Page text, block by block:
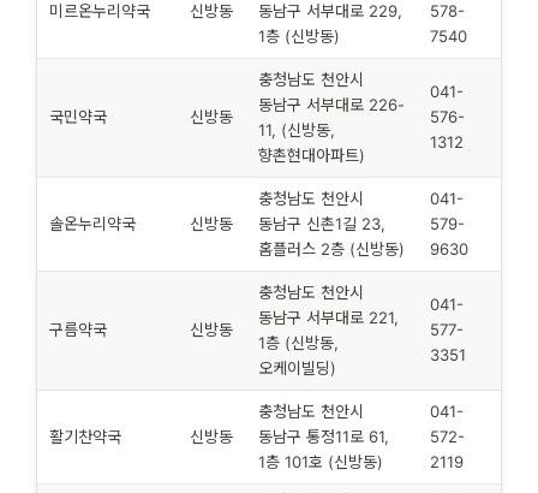
미르온누리약국 신방동
동남구 서부대로 229,
1층 (신방동)
578-
7540
국민약국 신방동
충청남도 천안시
동남구 서부대로 226-
11, (신방동,
향촌현대아파트)
041-
576-
1312
솔온누리약국 신방동
충청남도 천안시
동남구 신촌1길 23,
홈플러스 2층 (신방동)
041-
579-
9630
구름약국 신방동
충청남도 천안시
동남구 서부대로 221,
1층 (신방동,
오케이빌딩)
041-
577-
3351
활기찬약국 신방동
충청남도 천안시
동남구 통정11로 61,
1층 101호 (신방동)
041-
572-
2119